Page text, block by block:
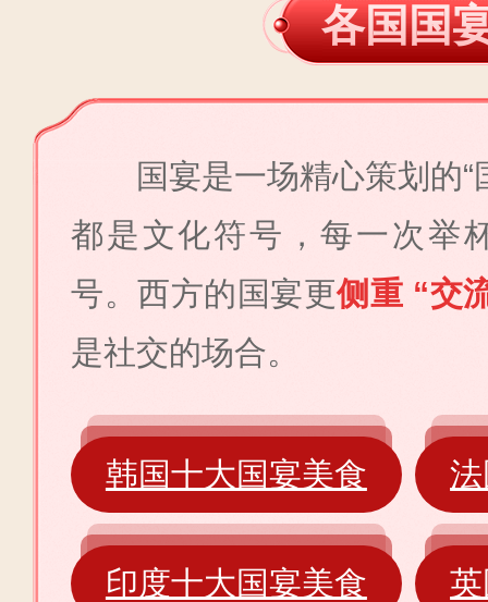
各国国
国宴是一场精心策划的“
都是文化符号，每一次举
号。西方的国宴更侧重 “交
是社交的场合。
韩国十大国宴美食
印度十大国宴美食